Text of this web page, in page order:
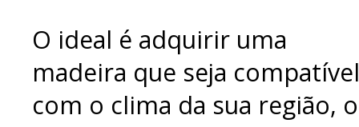
O ideal é adquirir uma
madeira que seja compatível
com o clima da sua região,